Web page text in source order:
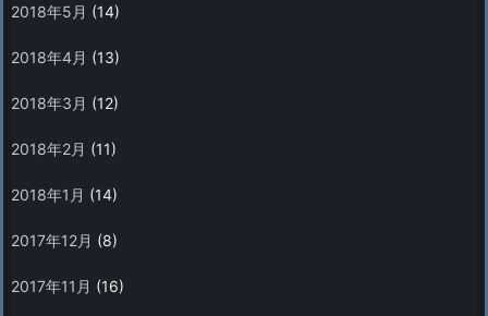
2018年5月 (14)
2018年4月 (13)
2018年3月 (12)
2018年2月 (11)
2018年1月 (14)
2017年12月 (8)
2017年11月 (16)